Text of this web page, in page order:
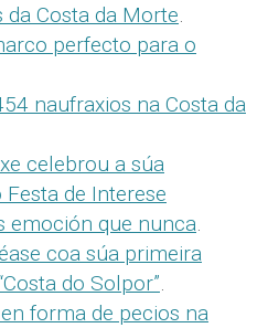
Costa da Morte.
perfecto para o
naufraxios na Costa da
celebrou a súa
de Interese
emoción que nunca.
coa súa primeira
do Solpor”.
forma de pecios na